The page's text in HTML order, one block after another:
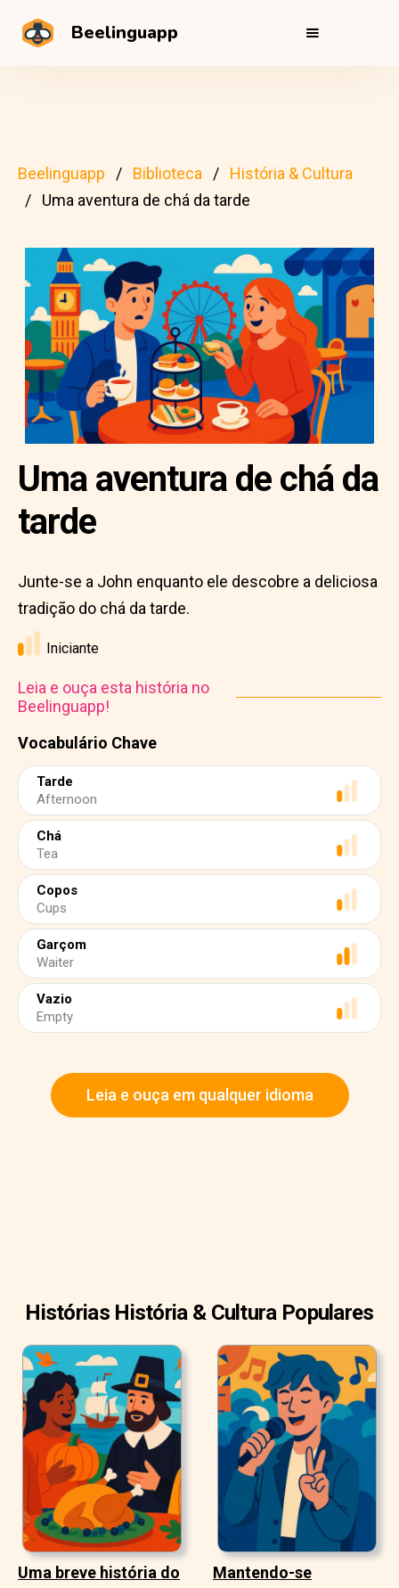
Beelinguapp
Beelinguapp Biblioteca
História & Cultura
Uma aventura de chá da tarde
Vocabulário Chave
Tarde
Afternoon
Chá
Tea
Copos
Cups
Garçom
Waiter
Vazio
Empty
Uma aventura de chá da
tarde
Junte-se a John enquanto ele descobre a deliciosa
tradição do chá da tarde.
Iniciante
Leia e ouça esta história no
Beelinguapp!
Leia e ouça em qualquer idioma
Histórias História & Cultura Populares
Uma breve história do
Mantendo-se